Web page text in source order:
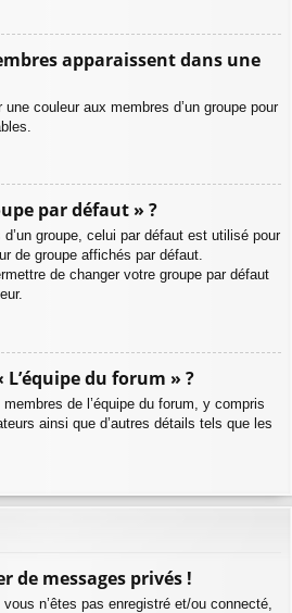
apparaissent dans une
une couleur aux membres d’un groupe pour
par défaut » ?
groupe, celui par défaut est utilisé pour
de groupe affichés par défaut.
de changer votre groupe par défaut
L’équipe du forum » ?
de l’équipe du forum, y compris
ainsi que d’autres détails tels que les
de messages privés !
n’êtes pas enregistré et/ou connecté,